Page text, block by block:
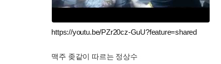
https://youtu.be/PZr20cz-GuU?feature=shared
맥주 좆같이 따르는 정상수